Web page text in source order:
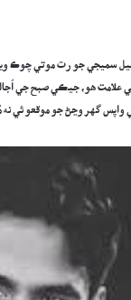
سميجي جو رت موتي چوڪ
علامت هو، جيڪي صبح جي
گهر وڃڻ جو موقعو ئي نه